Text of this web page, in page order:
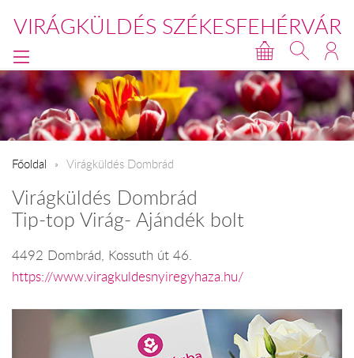
VIRÁGKÜLDÉS SZÉKESFEHÉRVÁR
Főoldal Virágküldés Dombrád
Virágküldés Dombrád
Tip-top Virág- Ajándék bolt
4492 Dombrád, Kossuth út 46.
https://www.viragkuldesnyiregyhaza.hu/